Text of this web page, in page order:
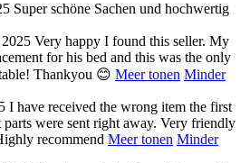
Super schöne Sachen und hochwertig
Very happy I found this seller. My
for his bed and this was the only
Thankyou 😊 Meer tonen Minder
I have received the wrong item the first
parts were sent right away. Very friendly
recommend Meer tonen Minder